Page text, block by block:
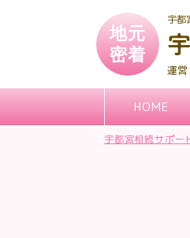
宇都
地元
密着
HOME
宇都宮相続サポー